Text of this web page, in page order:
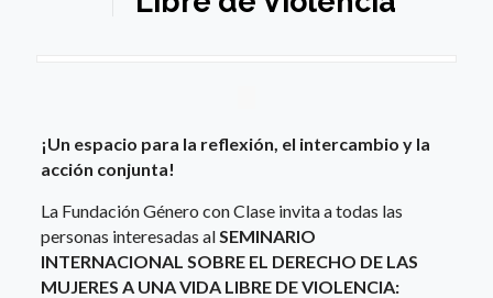
¡Un espacio para la reflexión, el intercambio y la
acción conjunta!
La Fundación Género con Clase invita a todas las
personas interesadas alSEMINARIO
INTERNACIONAL SOBRE EL DERECHO DE LAS
MUJERES A UNA VIDA LIBRE DE VIOLENCIA: